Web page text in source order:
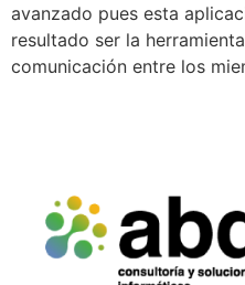
avanzado pues esta
resultado ser la
comunicación entre los